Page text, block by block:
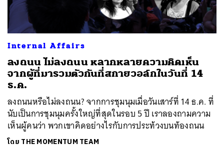
Internal Affairs
ลงถนน ไม่ลงถนน หลากหลายความคิดเห็น
จากผู้ที่มารวมตัวกันที่สกายวอล์กในวันที่ 14
ธ.ค.
ลงถนนหรือไม่ลงถนน? จากการชุมนุมเมื่อวันเสาร์ที่ 14 ธ.ค. ที่
นับเป็นการชุมนุมครั้งใหญ่ที่สุดในรอบ 5 ปี เราลองถามความ
เห็นผู้คนว่า พวกเขาคิดอย่างไรกับการประท้วงบนท้องถนน
โดย THE MOMENTUM TEAM